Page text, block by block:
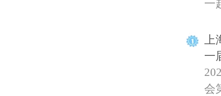
一
上
一
会